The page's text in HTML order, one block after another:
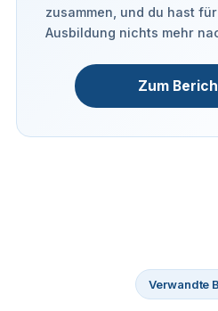
zusammen, und du hast
Ausbildung nichts mehr
Zum
Verwandte